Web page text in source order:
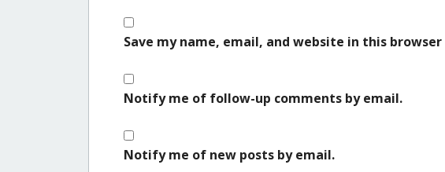
Save my name, email, and website in this
Notify me of follow-up comments by email.
Notify me of new posts by email.